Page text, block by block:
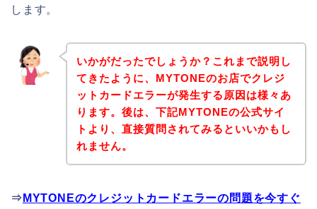
します。
いかがだったでしょうか？これまで説明し
てきたように、MYTONEのお店でクレジ
ットカードエラーが発生する原因は様々あ
ります。後は、下記MYTONEの公式サイ
トより、直接質問されてみるといいかもし
れません。
⇒ MYTONEのクレジットカードエラーの問題を今すぐ